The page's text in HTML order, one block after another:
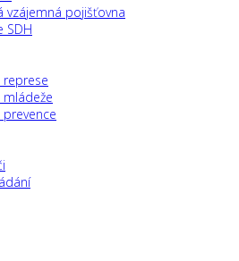
vzájemná pojišťovna
SDH